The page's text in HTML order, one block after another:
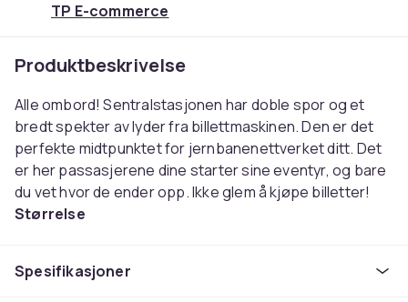
TP E-commerce
Produktbeskrivelse
Alle ombord! Sentralstasjonen har doble spor og et
bredt spekter av lyder fra billettmaskinen. Den er det
perfekte midtpunktet for jernbanenettverket ditt. Det
er her passasjerene dine starter sine eventyr, og bare
du vet hvor de ender opp. Ikke glem å kjøpe billetter!
Størrelse
forekomme feil.
Spesifikasjoner